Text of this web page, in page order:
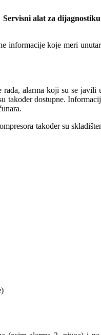
Servisni alat za
informacije koje meri
alarma koji su se
također dostupne.
također su